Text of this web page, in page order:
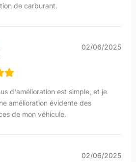
de carburant.
02/06/2025
d'amélioration est simple, et je
amélioration évidente des
de mon véhicule.
02/06/2025